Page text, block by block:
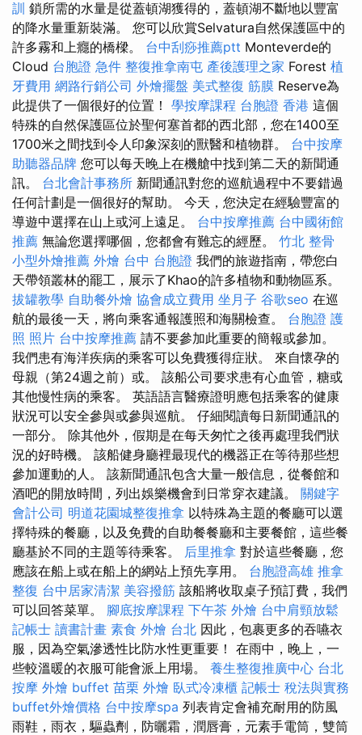
訓 鎖所需的水量是從蓋頓湖獲得的，蓋頓湖不斷地以豐富
的降水量重新裝滿。 您可以欣賞Selvatura自然保護區中的
許多霧和上癮的橋樑。 台中刮痧推薦ptt Monteverde的
Cloud 台胞證 急件 整復推拿南屯 產後護理之家 Forest 植
牙費用 網路行銷公司 外燴擺盤 美式整復 筋膜 Reserve為
此提供了一個很好的位置！ 學按摩課程 台胞證 香港 這個
特殊的自然保護區位於聖何塞首都的西北部，您在1400至
1700米之間找到令人印象深刻的獸醫和植物群。 台中按摩
助聽器品牌 您可以每天晚上在機艙中找到第二天的新聞通
訊。 台北會計事務所 新聞通訊對您的巡航過程中不要錯過
任何計劃是一個很好的幫助。 今天，您決定在經驗豐富的
導遊中選擇在山上或河上遠足。 台中按摩推薦 台中國術館
推薦 無論您選擇哪個，您都會有難忘的經歷。 竹北 整骨
小型外燴推薦 外燴 台中 台胞證 我們的旅遊指南，帶您白
天帶領叢林的罷工，展示了Khao的許多植物和動物區系。
拔罐教學 自助餐外燴 協會成立費用 坐月子 谷歌seo 在巡
航的最後一天，將向乘客通報護照和海關檢查。 台胞證 護
照 照片 台中按摩推薦 請不要參加此重要的簡報或參加。
我們患有海洋疾病的乘客可以免費獲得症狀。 來自懷孕的
母親（第24週之前）或。 該船公司要求患有心血管，糖或
其他慢性病的乘客。 英語語言醫療證明應包括乘客的健康
狀況可以安全參與或參與巡航。 仔細閱讀每日新聞通訊的
一部分。 除其他外，假期是在每天匆忙之後再處理我們狀
況的好時機。 該船健身廳裡最現代的機器正在等待那些想
參加運動的人。 該新聞通訊包含大量一般信息，從餐館和
酒吧的開放時間，列出娛樂機會到日常穿衣建議。 關鍵字
會計公司 明道花園城整復推拿 以特殊為主題的餐廳可以選
擇特殊的餐廳，以及免費的自助餐餐廳和主要餐館，這些餐
廳基於不同的主題等待乘客。 后里推拿 對於這些餐廳，您
應該在船上或在船上的網站上預先享用。 台胞證高雄 推拿
整復 台中居家清潔 美容撥筋 該船將收取桌子預訂費，我們
可以回答菜單。 腳底按摩課程 下午茶 外燴 台中肩頸放鬆
記帳士 讀書計畫 素食 外燴 台北 因此，包裹更多的吞嚥衣
服，因為空氣滲透性比防水性更重要！ 在雨中，晚上，一
些較溫暖的衣服可能會派上用場。 養生整復推廣中心 台北
按摩 外燴 buffet 苗栗 外燴 臥式冷凍櫃 記帳士 稅法與實務
buffet外燴價格 台中按摩spa 列表肯定會補充耐用的防風
雨鞋，雨衣，驅蟲劑，防曬霜，潤唇膏，元素手電筒，雙筒